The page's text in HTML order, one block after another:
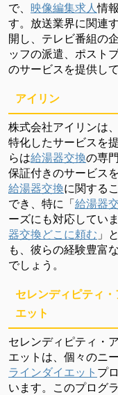
で、 映像編集求人情
す。放送業界に関連
開し、テレビ番組の
ッフの派遣、ポスト
のサービスを提供して
アイリン
株式会社アイリンは、
特化したサービスを
らは給湯器交換の専
保証付きのサービス
給湯器交換に関する
でき、特に「給湯器
ーズにも対応してい
器交換どこに頼む 」
も、彼らの経験豊富
でしょう。
セレンディピティ
エット
セレンディピティ・
エットは、個々のニ
ラインダイエット プ
います。このプログラ